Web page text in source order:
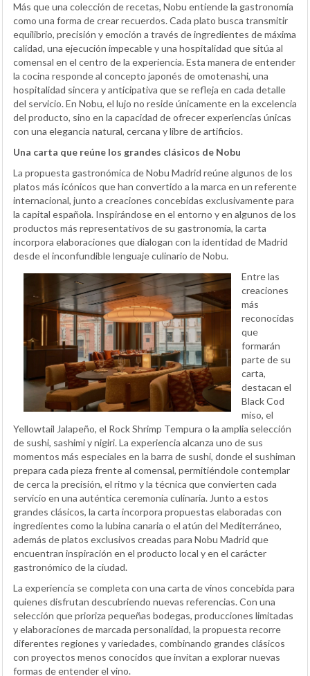
Más que una colección de recetas, Nobu entiende la gastronomía
como una forma de crear recuerdos. Cada plato busca transmitir
equilibrio, precisión y emoción a través de ingredientes de máxima
calidad, una ejecución impecable y una hospitalidad que sitúa al
comensal en el centro de la experiencia. Esta manera de entender
la cocina responde al concepto japonés de omotenashi, una
hospitalidad sincera y anticipativa que se refleja en cada detalle
del servicio. En Nobu, el lujo no reside únicamente en la excelencia
del producto, sino en la capacidad de ofrecer experiencias únicas
con una elegancia natural, cercana y libre de artificios.
Una carta que reúne los grandes clásicos de Nobu
La propuesta gastronómica de Nobu Madrid reúne algunos de los
platos más icónicos que han convertido a la marca en un referente
internacional, junto a creaciones concebidas exclusivamente para
la capital española. Inspirándose en el entorno y en algunos de los
productos más representativos de su gastronomía, la carta
incorpora elaboraciones que dialogan con la identidad de Madrid
desde el inconfundible lenguaje culinario de Nobu.
Entre las
creaciones
más
reconocidas
que
formarán
parte de su
carta,
destacan el
Black Cod
miso, el
Yellowtail Jalapeño, el Rock Shrimp Tempura o la amplia selección
de sushi, sashimi y nigiri. La experiencia alcanza uno de sus
momentos más especiales en la barra de sushi, donde el sushiman
prepara cada pieza frente al comensal, permitiéndole contemplar
de cerca la precisión, el ritmo y la técnica que convierten cada
servicio en una auténtica ceremonia culinaria. Junto a estos
grandes clásicos, la carta incorpora propuestas elaboradas con
ingredientes como la lubina canaria o el atún del Mediterráneo,
además de platos exclusivos creadas para Nobu Madrid que
encuentran inspiración en el producto local y en el carácter
gastronómico de la ciudad.
La experiencia se completa con una carta de vinos concebida para
quienes disfrutan descubriendo nuevas referencias. Con una
selección que prioriza pequeñas bodegas, producciones limitadas
y elaboraciones de marcada personalidad, la propuesta recorre
diferentes regiones y variedades, combinando grandes clásicos
con proyectos menos conocidos que invitan a explorar nuevas
formas de entender el vino.